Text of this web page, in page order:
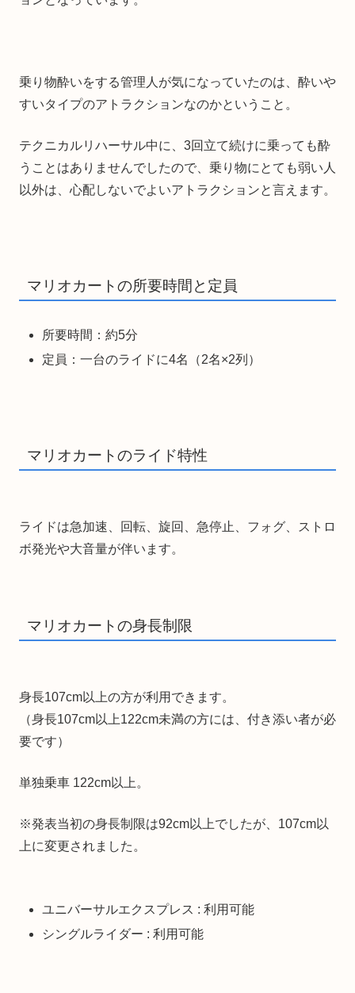
乗り物酔いをする管理人が気になっていたのは、酔いや
すいタイプのアトラクションなのかということ。
テクニカルリハーサル中に、3回立て続けに乗っても酔
うことはありませんでしたので、乗り物にとても弱い人
以外は、心配しないでよいアトラクションと言えます。
マリオカートの所要時間と定員
所要時間：約5分
定員：一台のライドに4名（2名×2列）
マリオカートのライド特性
ライドは急加速、回転、旋回、急停止、フォグ、ストロ
ボ発光や大音量が伴います。
マリオカートの身長制限
身長107cm以上の方が利用できます。
（身長107cm以上122cm未満の方には、付き添い者が必
要です）
単独乗車 122cm以上。
※発表当初の身長制限は92cm以上でしたが、107cm以
上に変更されました。
ユニバーサルエクスプレス : 利用可能
シングルライダー : 利用可能